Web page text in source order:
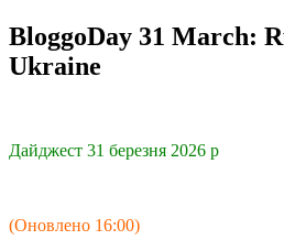
BloggoDay 31 March:
Ukraine
Дайджест 31 березня 2026 р
(Оновлено 16:00)